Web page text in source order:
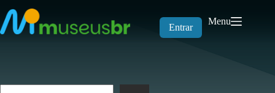
para
o
conteúdo
Entrar
Menu